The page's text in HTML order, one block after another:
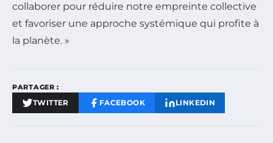
collaborer pour réduire notre empreinte collective
et favoriser une approche systémique qui profite à
la planète. »
PARTAGER :
TWITTER FACEBOOK LINKEDIN